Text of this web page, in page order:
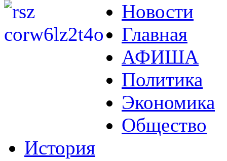
Новости
Главная
АФИША
Политика
Экономика
Общество
История